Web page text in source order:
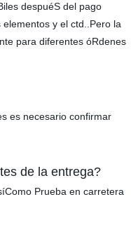
despuéS del pago
y el ctd..Pero la
para diferentes óRdenes
es necesario confirmar
de la entrega?
Prueba en carretera